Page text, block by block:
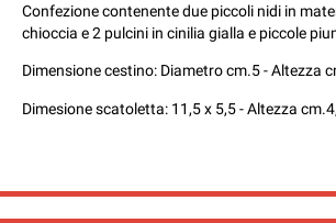
Confezione contenente due piccoli nidi in
chioccia e 2 pulcini in cinilia gialla e piccole
Dimensione cestino: Diametro cm.5 - Altezza
Dimesione scatoletta: 11,5 x 5,5 - Altezza